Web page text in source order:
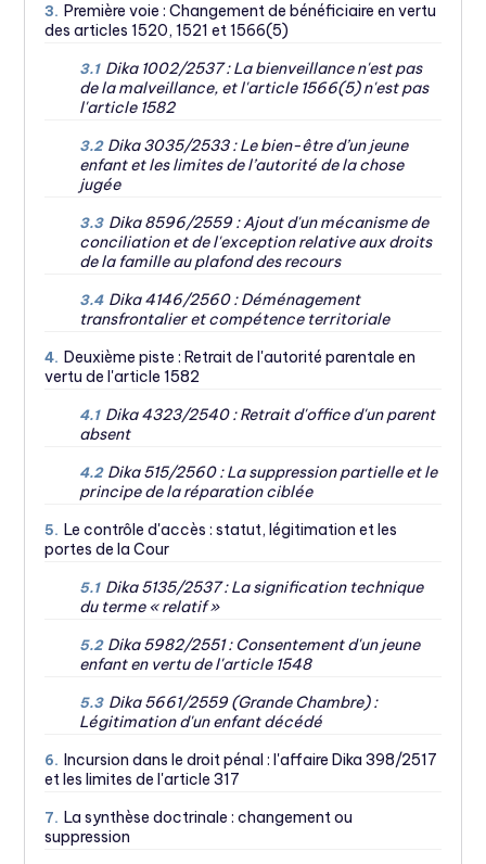
3. Première voie : Changement de bénéficiaire en vertu
des articles 1520, 1521 et 1566(5)
3.1 Dika 1002/2537 : La bienveillance n'est pas
de la malveillance, et l'article 1566(5) n'est pas
l'article 1582
3.2 Dika 3035/2533 : Le bien-être d’un jeune
enfant et les limites de l’autorité de la chose
jugée
3.3 Dika 8596/2559 : Ajout d'un mécanisme de
conciliation et de l'exception relative aux droits
de la famille au plafond des recours
3.4 Dika 4146/2560 : Déménagement
transfrontalier et compétence territoriale
4. Deuxième piste : Retrait de l'autorité parentale en
vertu de l'article 1582
4.1 Dika 4323/2540 : Retrait d'office d'un parent
absent
4.2 Dika 515/2560 : La suppression partielle et le
principe de la réparation ciblée
5. Le contrôle d'accès : statut, légitimation et les
portes de la Cour
5.1 Dika 5135/2537 : La signification technique
du terme « relatif »
5.2 Dika 5982/2551 : Consentement d'un jeune
enfant en vertu de l'article 1548
5.3 Dika 5661/2559 (Grande Chambre) :
Légitimation d'un enfant décédé
6. Incursion dans le droit pénal : l'affaire Dika 398/2517
et les limites de l'article 317
7. La synthèse doctrinale : changement ou
suppression